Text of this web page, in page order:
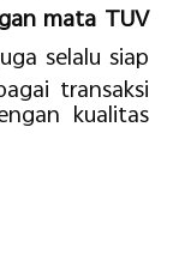
mata TUV
selalu siap
transaksi
kualitas